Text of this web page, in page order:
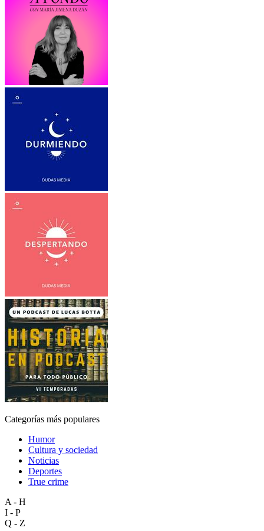
Categorías más populares
Humor
Cultura y sociedad
Noticias
Deportes
True crime
A - H
I - P
Q - Z